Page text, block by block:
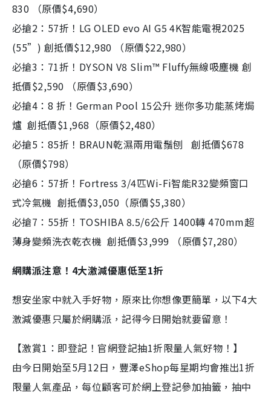
830 （原價$4,690）
必搶2：57折！LG OLED evo AI G5 4K智能電視2025
(55”) 創抵價$12,980 （原價$22,980）
必搶3：71折！DYSON V8 Slim™ Fluffy無線吸塵機 創
抵價$2,590 （原價$3,690）
必搶4：8 折！German Pool 15公升 迷你多功能蒸烤焗
爐 創抵價$1,968（原價$2,480）
必搶5：85折！BRAUN乾濕兩用電鬚刨 創抵價$678
（原價$798）
必搶6：57折！Fortress 3/4匹Wi-Fi智能R32變頻窗口
式冷氣機 創抵價$3,050（原價$5,380）
必搶7：55折！TOSHIBA 8.5/6公斤 1400轉 470mm超
薄身變頻洗衣乾衣機 創抵價$3,999 （原價$7,280）
網購派注意！4大激減優惠低至1折
想安坐家中就入手好物，原來比你想像更簡單，以下4大
激減優惠只屬於網購派，記得今日開始就要留意！
【激賞1：即登記！官網登記抽1折限量人氣好物！】
由今日開始至5月12日，豐澤eShop每星期均會推出1折
限量人氣產品，每位顧客可於網上登記參加抽籤，抽中